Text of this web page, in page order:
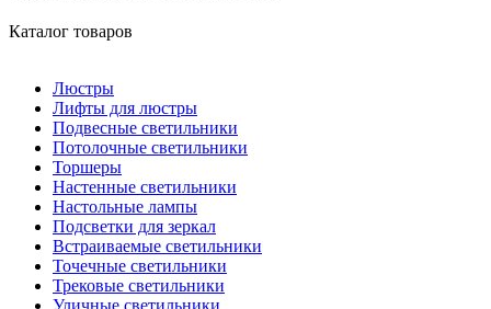
Каталог товаров
Люстры
Лифты для люстры
Подвесные светильники
Потолочные светильники
Торшеры
Настенные светильники
Настольные лампы
Подсветки для зеркал
Встраиваемые светильники
Точечные светильники
Трековые светильники
Уличные светильники